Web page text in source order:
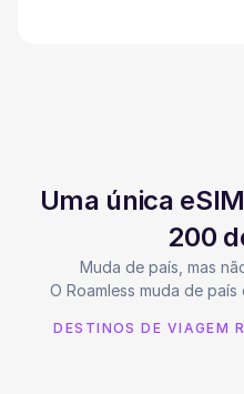
Uma única
200
Muda de país, mas
O Roamless muda de
DESTINOS DE VIAGEM